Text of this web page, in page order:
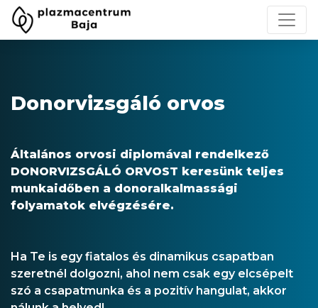
Donorvizsgáló orvos
Általános orvosi diplomával rendelkező
DONORVIZSGÁLÓ ORVOST keresünk teljes
munkaidőben a donoralkalmassági
folyamatok elvégzésére.
Ha Te is egy fiatalos és dinamikus csapatban
szeretnél dolgozni, ahol nem csak egy elcsépelt
szó a csapatmunka és a pozitív hangulat, akkor